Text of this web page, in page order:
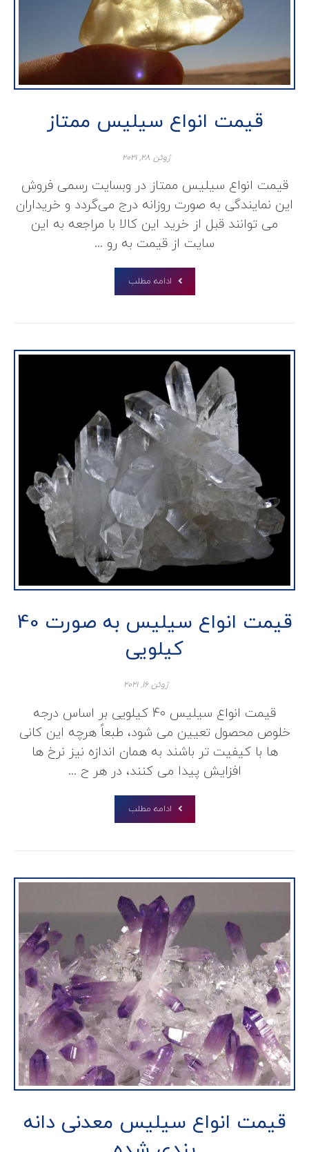
قیمت انواع سیلیس ممتاز
ژوئن ۲۸, ۲۰۲۱
قیمت انواع سیلیس ممتاز در وبسایت رسمی فروش
این نمایندگی به صورت روزانه درج می‌گردد و خریداران
می توانند قبل از خرید این کالا با مراجعه به این
سایت از قیمت به رو ...
ادامه مطلب
قیمت انواع سیلیس به صورت 40
کیلویی
ژوئن ۱۶, ۲۰۲۱
قیمت انواع سیلیس 40 کیلویی بر اساس درجه
خلوص محصول تعیین می شود، طبعاً هرچه این کانی
ها با کیفیت تر باشند به همان اندازه نیز نرخ ها
افزایش پیدا می کنند، در هر ح ...
ادامه مطلب
قیمت انواع سیلیس معدنی دانه